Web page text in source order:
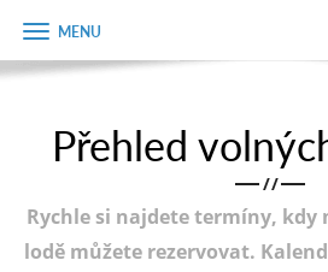
Úvodní strana
Plán plavby
Zobrazit
menu
Přehled
/ /
Rychle si najdete termíny, kdy
lodě můžete rezervovat.
Objednávka
dárkového
Jméno
Telefon